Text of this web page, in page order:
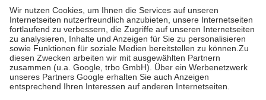
höchstens zehn Euro.
Es sind jedoch nie mehr als die tatsächlichen
Kosten der Leistung zu entrichten.
Diese Regeln gelten grundsätzlich auch für Online-Apotheken.
Bei Heilmitteln und häuslicher Krankenpflege beträgt die
Zuzahlung zehn Prozent der Kosten sowie zehn Euro je
Verordnung.
Um das Engagement der Versicherten für ihre eigene Gesundheit zu
stärken und die besondere Stellung der Familie zu unterstützen,